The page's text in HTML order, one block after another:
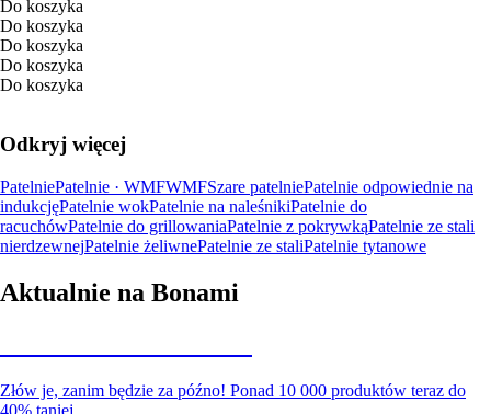
Do koszyka
Do koszyka
Do koszyka
Do koszyka
Do koszyka
Odkryj więcej
PatelniePatelnie · WMFWMFSzare patelniePatelnie odpowiednie na
indukcjęPatelnie wokPatelnie na naleśnikiPatelnie do
racuchówPatelnie do grillowaniaPatelnie z pokrywkąPatelnie ze stali
nierdzewnejPatelnie żeliwnePatelnie ze staliPatelnie tytanowe
Aktualnie na Bonami
Złów je, zanim będzie za późno! Ponad 10 000 produktów teraz do
40% taniej